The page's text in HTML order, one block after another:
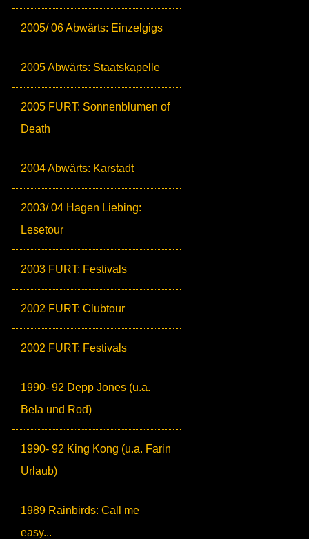
2005/ 06 Abwärts: Einzelgigs
2005 Abwärts: Staatskapelle
2005 FURT: Sonnenblumen of
Death
2004 Abwärts: Karstadt
2003/ 04 Hagen Liebing:
Lesetour
2003 FURT: Festivals
2002 FURT: Clubtour
2002 FURT: Festivals
1990- 92 Depp Jones (u.a.
Bela und Rod)
1990- 92 King Kong (u.a. Farin
Urlaub)
1989 Rainbirds: Call me
easy...